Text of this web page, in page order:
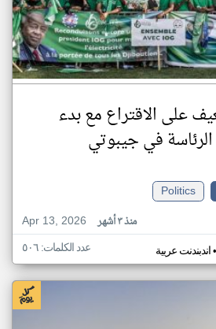
على الاقتراع مع بدء
الرئاسة في جيبوتي
Politics
Apr 13, 2026
منذ ٣ أشهر
اندبندنت عربية• عدد الكلمات: ٥٠٦